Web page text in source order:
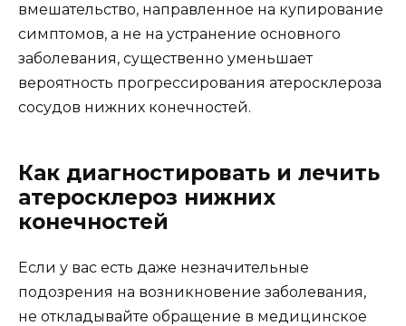
вмешательство, направленное на купирование
симптомов, а не на устранение основного
заболевания, существенно уменьшает
вероятность прогрессирования атеросклероза
сосудов нижних конечностей.
Как диагностировать и лечить
атеросклероз нижних
конечностей
Если у вас есть даже незначительные
подозрения на возникновение заболевания,
не откладывайте обращение в медицинское